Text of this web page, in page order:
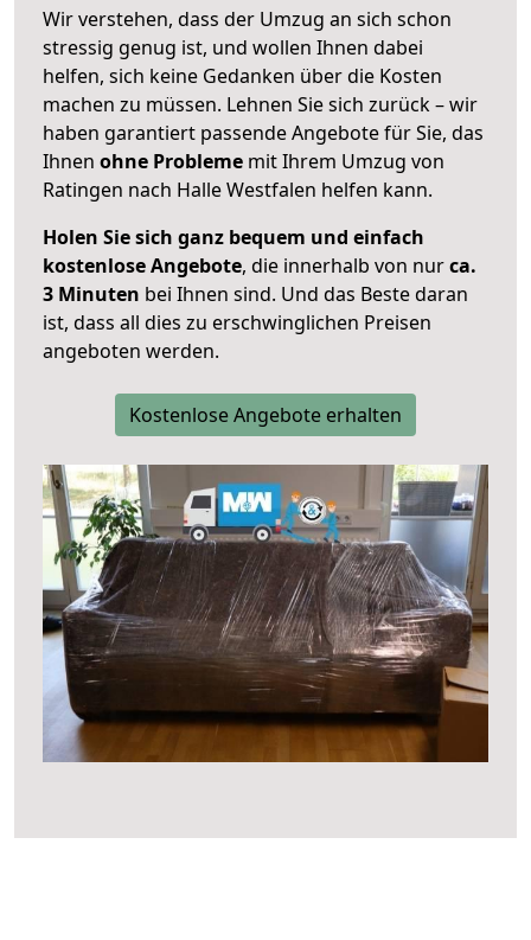
Wir verstehen, dass der Umzug an sich schon
stressig genug ist, und wollen Ihnen dabei
helfen, sich keine Gedanken über die Kosten
machen zu müssen. Lehnen Sie sich zurück – wir
haben garantiert passende Angebote für Sie, das
Ihnen ohne Probleme mit Ihrem Umzug von
Ratingen nach Halle Westfalen helfen kann.
Holen Sie sich ganz bequem und einfach
kostenlose Angebote, die innerhalb von nurca.
3 Minuten bei Ihnen sind. Und das Beste daran
ist, dass all dies zu erschwinglichen Preisen
angeboten werden.
Kostenlose Angebote erhalten